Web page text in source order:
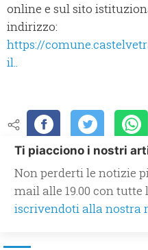
online e sul sito
indirizzo:
https://
il..
Ti piacciono i nostri
Non perderti le notizie
mail alle 19.00 con
iscrivendoti alla nostra